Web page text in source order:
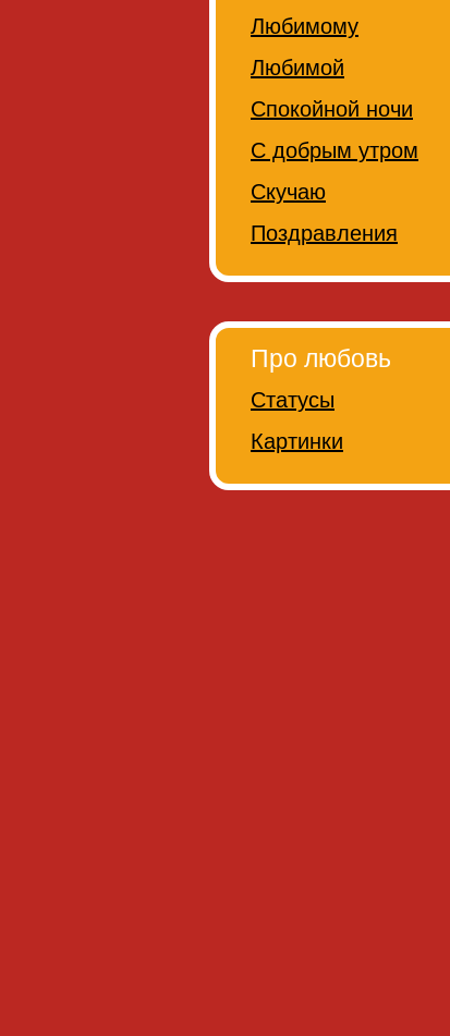
Любимому
Любимой
Спокойной ночи
С добрым утром
Скучаю
Поздравления
Про любовь
Статусы
Картинки